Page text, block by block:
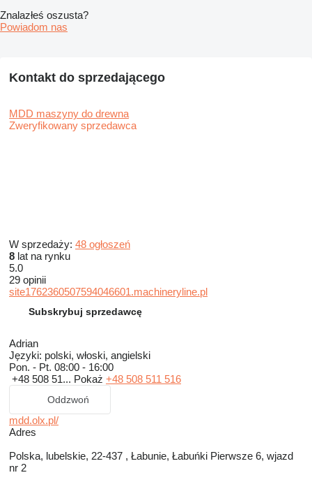
Znalazłeś oszusta?
Powiadom nas
Kontakt do sprzedającego
MDD maszyny do drewna
Zweryfikowany sprzedawca
W sprzedaży: 48 ogłoszeń
8 lat na rynku
5.0
29 opinii
site1762360507594046601.machineryline.pl
Subskrybuj sprzedawcę
Adrian
Języki: polski, włoski, angielski
Pon. - Pt. 08:00 - 16:00
+48 508 51... Pokaż +48 508 511 516
Oddzwoń
mdd.olx.pl/
Adres
Polska, lubelskie, 22-437 , Łabunie, Łabuńki Pierwsze 6, wjazd
nr 2